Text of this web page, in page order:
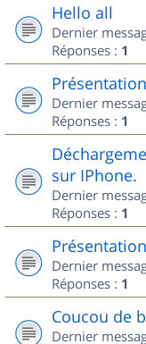
Hello all
Dernier
Réponses : 1
Présentation
Dernier
Réponses : 1
sur IPhone.
Dernier
Réponses : 1
Dernier
Réponses : 1
Coucou de
Dernier